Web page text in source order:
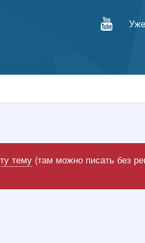
тему(там можно писать без